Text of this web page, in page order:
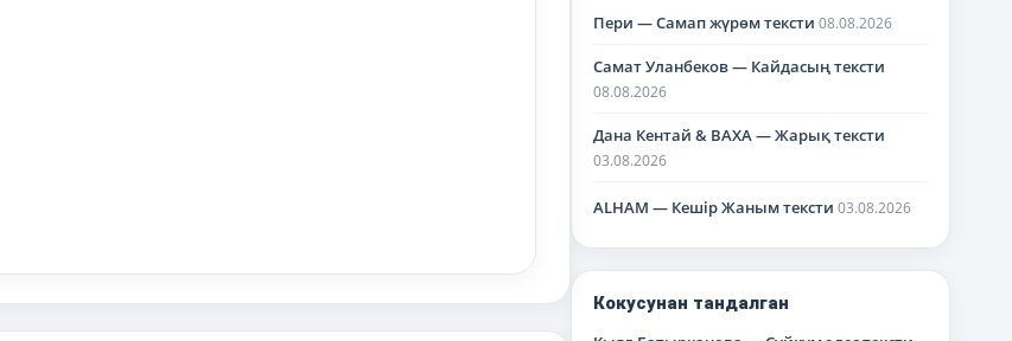
Пери — Самап жүрөм тексти 08.08.2026
Самат Уланбеков — Кайдасың тексти
08.08.2026
Дана Кентай & BAXA — Жарық тексти
03.08.2026
ALHAM — Кешір Жаным тексти 03.08.2026
Кокусунан тандалган